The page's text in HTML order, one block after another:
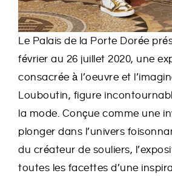
Le Palais de la Porte Dorée
février au 26 juillet 2020, une
consacrée à l’oeuvre et
Louboutin, figure
la mode. Conçue comme une
plonger dans l’univers
du créateur de souliers,
toutes les facettes d’une